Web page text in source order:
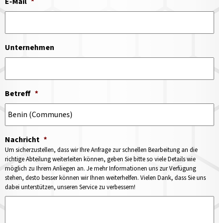
Unternehmen
Betreff *
Nachricht *
Um sicherzustellen, dass wir Ihre Anfrage zur schnellen Bearbeitung an die
richtige Abteilung weiterleiten können, geben Sie bitte so viele Details wie
möglich zu Ihrem Anliegen an. Je mehr Informationen uns zur Verfügung
stehen, desto besser können wir Ihnen weiterhelfen. Vielen Dank, dass Sie uns
dabei unterstützen, unseren Service zu verbessern!